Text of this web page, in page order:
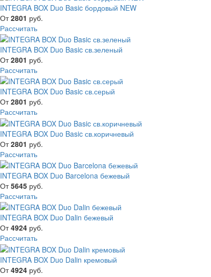
INTEGRA BOX Duo Basic бордовый NEW
От2801 руб.
Рассчитать
INTEGRA BOX Duo Basic св.зеленый
От2801 руб.
Рассчитать
INTEGRA BOX Duo Basic св.серый
От2801 руб.
Рассчитать
INTEGRA BOX Duo Basic св.коричневый
От2801 руб.
Рассчитать
INTEGRA BOX Duo Barcelona бежевый
От5645 руб.
Рассчитать
INTEGRA BOX Duo Dalin бежевый
От4924 руб.
Рассчитать
INTEGRA BOX Duo Dalin кремовый
От4924 руб.